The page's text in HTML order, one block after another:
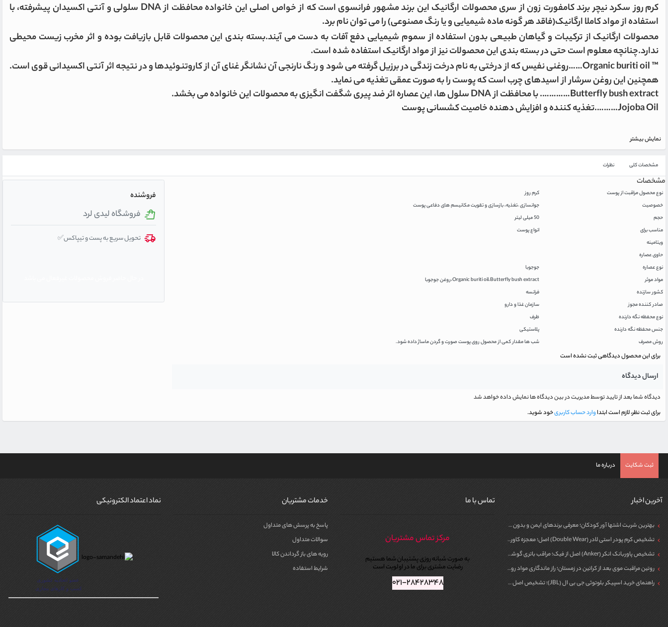
کرم روز سکرد نیچر برند کامفورت زون از سری محصولات ارگانیک این برند مشهور فرانسوی است که از خواص اصلی این خانواده محافظت از DNA سلولی و آنتی اکسیدان پیشرفته، با
استفاده از مواد کاملا ارگانیک(فاقد هر گونه ماده شیمیایی و یا رنگ مصنوعی) را می توان نام برد.
محصولات ارگانیک از ترکیبات و گیاهان طبیعی بدون استفاده از سموم شیمیایی دفع آفات به دست می آیند.بسته بندی این محصولات قابل بازیافت بوده و اثر مخرب زیست محیطی
ندارد.چنانچه معلوم است حتی در بسته بندی این محصولات نیز از مواد ارگانیک استفاده شده است.
™ Organic buriti oil……روغنی نفیس که از درختی به نام درخت زندگی در برزیل گرفته می شود و رنگ نارنجی آن نشانگر غنای آن از کاروتنوئیدها و در نتیجه اثر آنتی اکسیدانی قوی است.
همچنین این روغن سرشار از اسیدهای چرب است که پوست را به صورت عمقی تغذیه می نماید.
Butterfly bush extract…………. با محافظت از DNA سلول ها، این عصاره اثر ضد پیری شگفت انگیزی به محصولات این خانواده می بخشد.
Jojoba Oil……….تغذیه کننده و افزایش دهنده خاصیت کشسانی پوست
نمایش بیشتر
مشخصات کلی نظرات
مشخصات
نوع محصول مراقبت از پوست
کرم روز
خصوصیت
جوانسازی ،تغذیه، بازسازی و تقویت مکانیسم های دفاعی پوست
حجم
50 میلی لیتر
مناسب برای
انواع پوست
ویتامینه
حاوی عصاره
نوع عصاره
جوجوبا
مواد موثر
Organic buriti oil،Butterfly bush extract،روغن جوجوبا
کشور سازنده
فرانسه
صادر کننده مجوز
سازمان غذا و دارو
نوع محفظه نگه دارنده
ظرف
جنس محفظه نگه دارنده
پلاستیکی
روش مصرف
شب ها مقدار کمی از محصول روی پوست صورت و گردن ماساژ داده شود.
برای این محصول دیدگاهی ثبت نشده است
ارسال دیدگاه
دیدگاه شما بعد از تایید توسط مدیریت در بین دیدگاه ها نمایش داده خواهد شد
برای ثبت نظر، لازم است ابتداوارد حساب کاربریخود شوید.
فروشنده
فروشگاه لیدی لرد
تحویل سریع به پست و تیپاکس✅
ثبت شکایت درباره ما
آخرین اخبار
بهترین شربت اشتها آور کودکان؛ معرفی برندهای ایمن و بدون سیپروهپتادین
تشخیص کرم پودر استی لادر (Double Wear) اصل؛ معجزه کاور برای پوست
تشخیص پاوربانک انکر (Anker) اصل از فیک؛ مراقب باتری گوشی خود باشید!
روتین مراقبت موی بعد از کراتین در زمستان؛ راز ماندگاری مواد روی مو
راهنمای خرید اسپیکر بلوتوثی جی بی ال (JBL)؛ تشخیص اصل از فیک برای مهمونی
تماس با ما
مرکز تماس مشتریان
به صورت شبانه روزی پشتیبان شما هستیم
رضایت مشتری برای ما در اولویت است
۰۲۱-۲۸۴۲۸۳۴۸
خدمات مشتریان
پاسخ به پرسش های متداول
سوالات متداول
رویه های باز گرداندن کالا
شرایط استفاده
نماد اعتماد الکترونیکی